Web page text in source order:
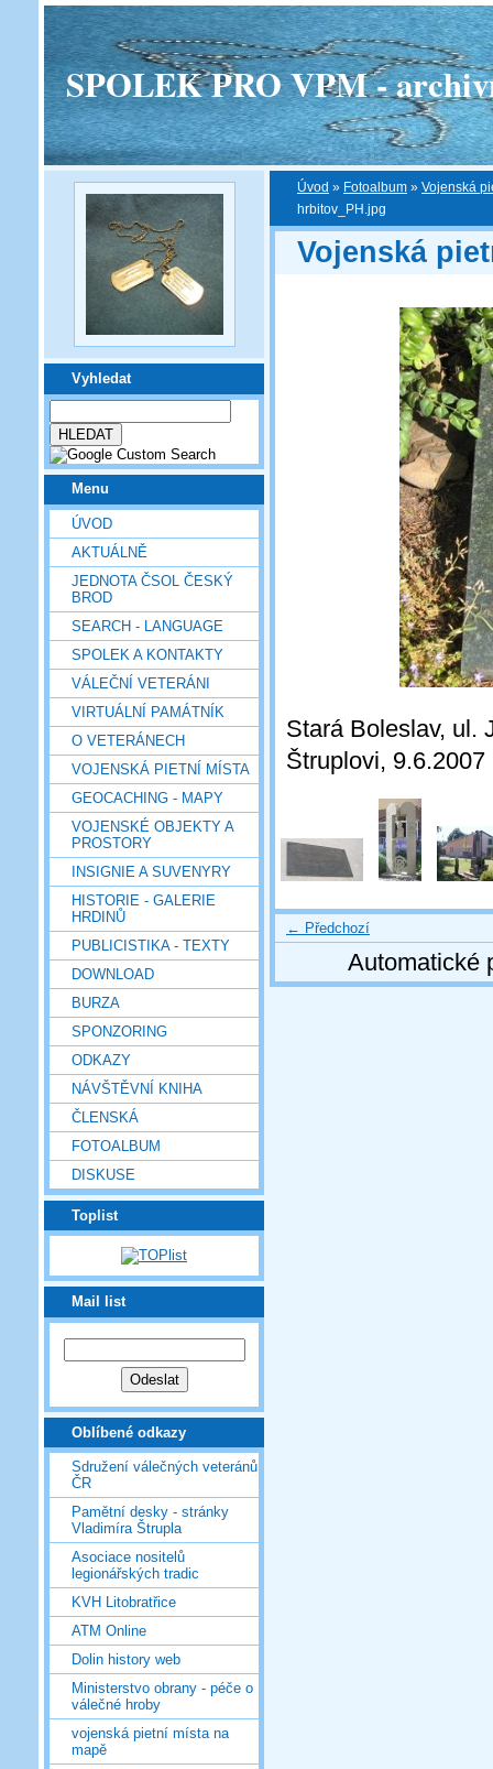
SPOLEK PRO VPM -
Vyhledat
Menu
ÚVOD
AKTUÁLNĚ
JEDNOTA ČSOL ČESKÝ
BROD
SEARCH - LANGUAGE
SPOLEK A KONTAKTY
VÁLEČNÍ VETERÁNI
VIRTUÁLNÍ PAMÁTNÍK
O VETERÁNECH
VOJENSKÁ PIETNÍ MÍSTA
GEOCACHING - MAPY
VOJENSKÉ OBJEKTY A
PROSTORY
INSIGNIE A SUVENYRY
HISTORIE - GALERIE
HRDINŮ
PUBLICISTIKA - TEXTY
DOWNLOAD
BURZA
SPONZORING
ODKAZY
NÁVŠTĚVNÍ KNIHA
ČLENSKÁ
FOTOALBUM
DISKUSE
Toplist
Mail list
Oblíbené odkazy
Sdružení válečných veteránů
ČR
Pamětní desky - stránky
Vladimíra Štrupla
Asociace nositelů
legionářských tradic
KVH Litobratřice
ATM Online
Dolin history web
Ministerstvo obrany - péče o
válečné hroby
vojenská pietní místa na
mapě
Úvod » Fotoalbum » Vojenská
hrbitov_PH.jpg
Vojenská
Stará Boleslav, ul.
Štruplovi, 9.6.2007
← Předchozí
Automatické